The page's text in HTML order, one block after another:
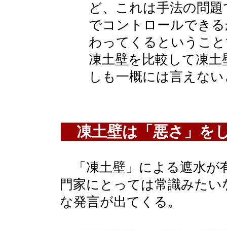
ど、これは手法の問
でコントロールでき
わってくるというこ
凍土壁を比較して凍
しも一概には言えな
凍土壁は「悪さ」を
「凍土壁」による遮水が
門家にとっては常識みた
な発言が出てくる。